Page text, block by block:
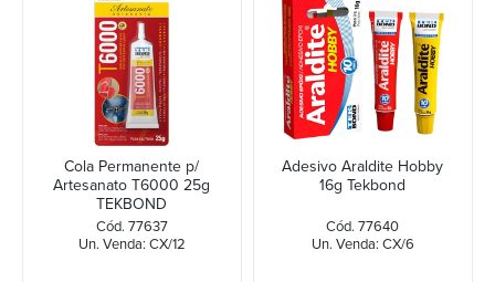
Cola Permanente p/
Artesanato T6000 25g
TEKBOND
Cód. 77637
Un. Venda: CX/12
Adesivo Araldite Hobby
16g Tekbond
Cód. 77640
Un. Venda: CX/6